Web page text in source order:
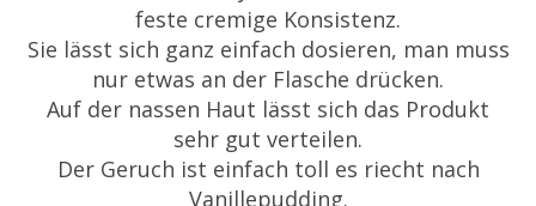
feste cremige Konsistenz.
Sie lässt sich ganz einfach dosieren, man muss
nur etwas an der Flasche drücken.
Auf der nassen Haut lässt sich das Produkt
sehr gut verteilen.
Der Geruch ist einfach toll es riecht nach
Vanillepudding.